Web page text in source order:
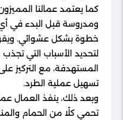
كما يعتمد عمالنا
ومدروسة قبل البدء في
خطوة بشكل عشوائي.
لتحديد الأسباب التي
المستهدفة، مع التركيز
تسهيل عملية الطرد.
وبعد ذلك، ينفذ العمال
تحمي كلًا من الحمام